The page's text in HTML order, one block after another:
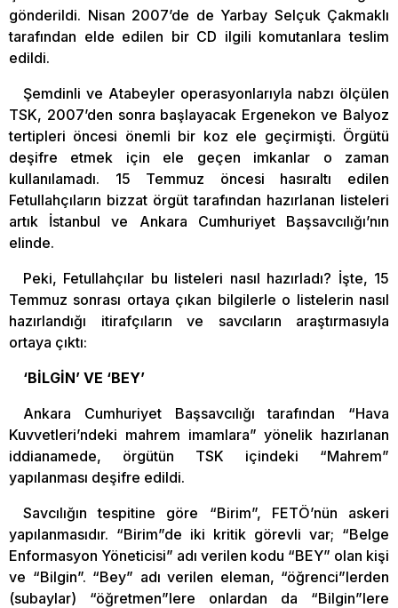
gönderildi. Nisan 2007’de de Yarbay Selçuk Çakmaklı
tarafından elde edilen bir CD ilgili komutanlara teslim
edildi.
Şemdinli ve Atabeyler operasyonlarıyla nabzı ölçülen
TSK, 2007’den sonra başlayacak Ergenekon ve Balyoz
tertipleri öncesi önemli bir koz ele geçirmişti. Örgütü
deşifre etmek için ele geçen imkanlar o zaman
kullanılamadı. 15 Temmuz öncesi hasıraltı edilen
Fetullahçıların bizzat örgüt tarafından hazırlanan listeleri
artık İstanbul ve Ankara Cumhuriyet Başsavcılığı’nın
elinde.
Peki, Fetullahçılar bu listeleri nasıl hazırladı? İşte, 15
Temmuz sonrası ortaya çıkan bilgilerle o listelerin nasıl
hazırlandığı itirafçıların ve savcıların araştırmasıyla
ortaya çıktı:
‘BİLGİN’ VE ‘BEY’
Ankara Cumhuriyet Başsavcılığı tarafından “Hava
Kuvvetleri’ndeki mahrem imamlara” yönelik hazırlanan
iddianamede, örgütün TSK içindeki “Mahrem”
yapılanması deşifre edildi.
Savcılığın tespitine göre “Birim”, FETÖ’nün askeri
yapılanmasıdır. “Birim”de iki kritik görevli var; “Belge
Enformasyon Yöneticisi” adı verilen kodu “BEY” olan kişi
ve “Bilgin”. “Bey” adı verilen eleman, “öğrenci”lerden
(subaylar) “öğretmen”lere onlardan da “Bilgin”lere